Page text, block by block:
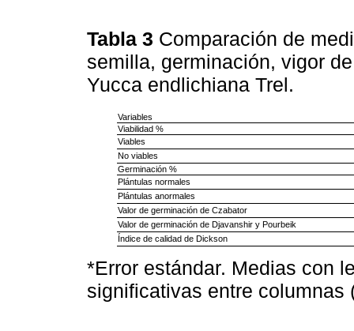
Tabla 3 Comparación de
semilla, germinación, vigor
Yucca endlichiana Trel.
Variables
Viabilidad %
Viables
No viables
Germinación %
Plántulas normales
Plántulas anormales
Valor de germinación de Czabator
Valor de germinación de Djavanshir y Pourbeik
Índice de calidad de Dickson
*Error estándar. Medias con
significativas entre columnas